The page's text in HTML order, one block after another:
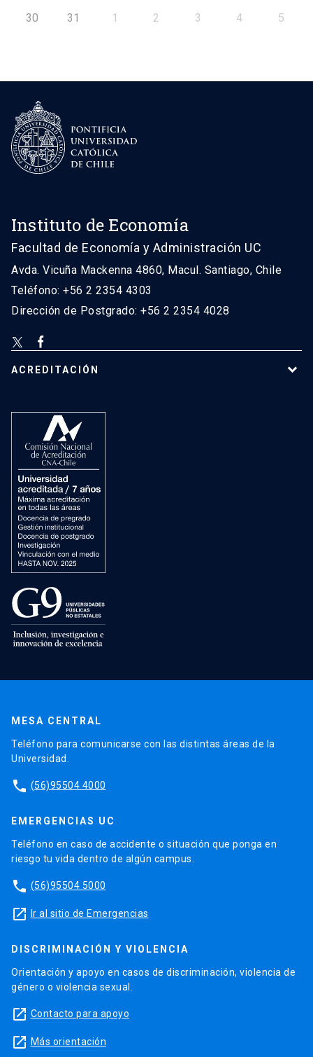
30 31 1 2 3 4 5
Instituto de Economía
Facultad de Economía y Administración UC
Avda. Vicuña Mackenna 4860, Macul. Santiago, Chile
Teléfono: +56 2 2354 4303
Dirección de Postgrado: +56 2 2354 4028
ACREDITACIÓN
MESA CENTRAL
Teléfono para comunicarse con las distintas áreas de la
Universidad.
phone (56)95504 4000
EMERGENCIAS UC
Teléfono en caso de accidente o situación que ponga en
riesgo tu vida dentro de algún campus.
phone (56)95504 5000
launch Ir al sitio de Emergencias
DISCRIMINACIÓN Y VIOLENCIA
Orientación y apoyo en casos de discriminación, violencia de
género o violencia sexual.
launch Contacto para apoyo
launch Más orientación